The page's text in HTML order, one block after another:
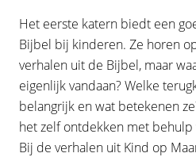
Het eerste katern biedt een
Bijbel bij kinderen. Ze horen
verhalen uit de Bijbel, maar
eigenlijk vandaan? Welke
belangrijk en wat betekenen
het zelf ontdekken met behulp
Bij de verhalen uit Kind op